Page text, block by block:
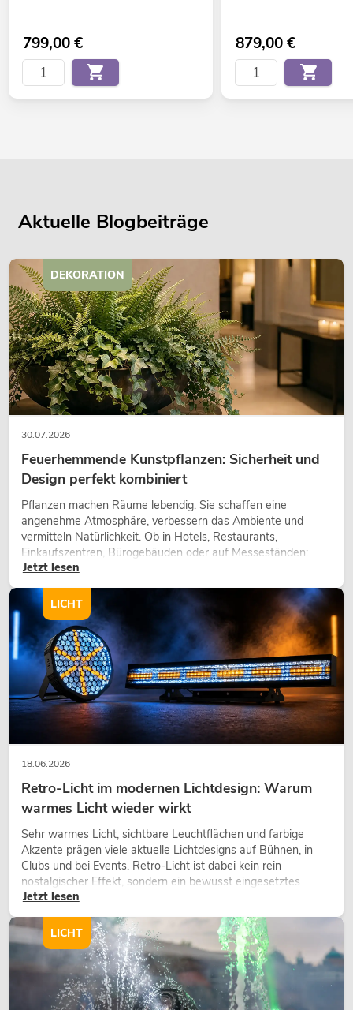
799,00€ 879,00€
Aktuelle Blogbeiträge
30.07.2026
Feuerhemmende Kunstpflanzen: Sicherheit und
Design perfekt kombiniert
Pflanzen machen Räume lebendig. Sie schaffen eine
angenehme Atmosphäre, verbessern das Ambiente und
vermitteln Natürlichkeit. Ob in Hotels, Restaurants,
Einkaufszentren, Bürogebäuden oder auf Messeständen:
eine hochwertige Begrünung gehört heute längst zum
Jetzt lesen
DEKORATION
18.06.2026
Retro-Licht im modernen Lichtdesign: Warum
warmes Licht wieder wirkt
Sehr warmes Licht, sichtbare Leuchtflächen und farbige
Akzente prägen viele aktuelle Lichtdesigns auf Bühnen, in
Clubs und bei Events. Retro-Licht ist dabei kein rein
nostalgischer Effekt, sondern ein bewusst eingesetztes
Gestaltungsmittel: Es schafft Atmosphäre, gibt Szenen
wirken lassen.
Jetzt lesen
LICHT
LICHT